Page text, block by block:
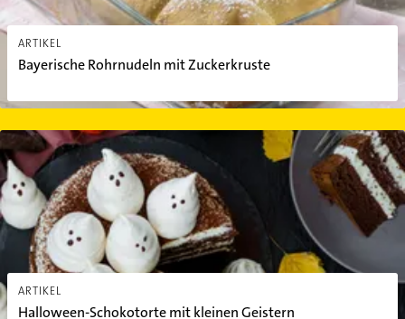
ARTIKEL
Bayerische Rohrnudeln mit Zuckerkruste
ARTIKEL
Halloween-Schokotorte mit kleinen Geistern
Halloween-Schokotorte mit kleinen Geistern